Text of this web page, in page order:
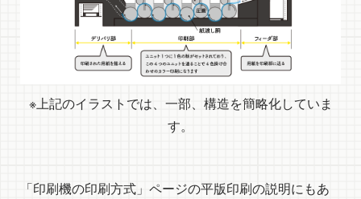
※上記のイラストでは、一部、構造を簡略化していま
す。
「印刷機の印刷方式」ページの平版印刷の説明にもあ